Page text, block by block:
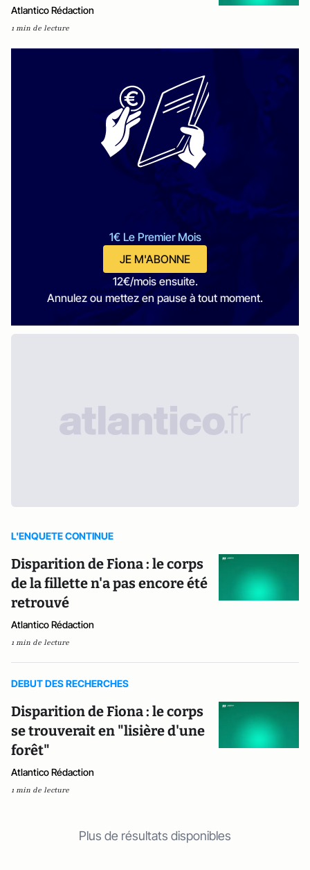
Atlantico Rédaction
1 min de lecture
1€ Le Premier Mois
JE M'ABONNE
12€/mois ensuite.
Annulez ou mettez en pause à tout moment.
L'ENQUETE CONTINUE
Disparition de Fiona : le corps
de la fillette n'a pas encore été
retrouvé
Atlantico Rédaction
1 min de lecture
DEBUT DES RECHERCHES
Disparition de Fiona : le corps
se trouverait en "lisière d'une
forêt"
Atlantico Rédaction
1 min de lecture
Plus de résultats disponibles